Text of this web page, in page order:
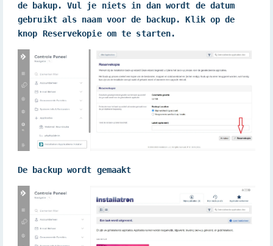
de bakup. Vul je niets in dan wordt de datum
gebruikt als naam voor de backup. Klik op de
knop Reservekopie om te starten.
De backup wordt gemaakt